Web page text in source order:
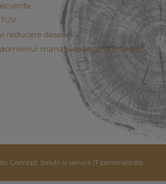
reducere deseuri
managementului integrat
Concept. Solutii si servicii IT personalizate.